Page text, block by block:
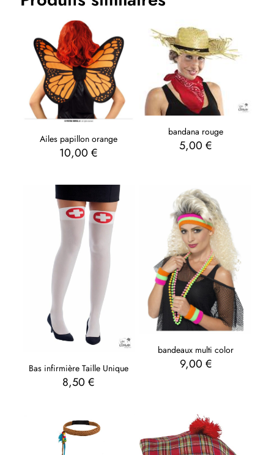
Ailes papillon orange
10,00€
bandana rouge
5,00 €
Bas infirmière Taille Unique
8,50€
bandeaux multi color
9,00 €